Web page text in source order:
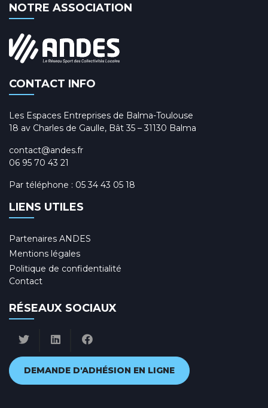
NOTRE ASSOCIATION
CONTACT INFO
Les Espaces Entreprises de Balma-Toulouse
18 av Charles de Gaulle, Bât 35 – 31130 Balma
contact@andes.fr
06 95 70 43 21
Par téléphone : 05 34 43 05 18
LIENS UTILES
Partenaires ANDES
Mentions légales
Politique de confidentialité
Contact
RÉSEAUX SOCIAUX
DEMANDE D'ADHÉSION EN LIGNE